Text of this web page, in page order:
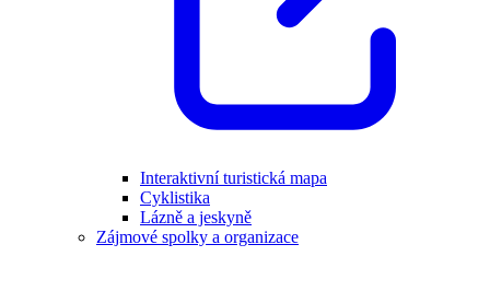
Interaktivní turistická mapa
Cyklistika
Lázně a jeskyně
Zájmové spolky a organizace